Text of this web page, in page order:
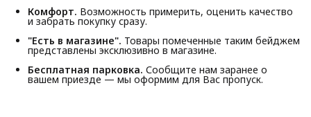
Комфорт. Возможность примерить, оценить качество
и забрать покупку сразу.
"Есть в магазине". Товары помеченные таким бейджем
представлены эксклюзивно в магазине.
Бесплатная парковка. Сообщите нам заранее о
вашем приезде — мы оформим для Вас пропуск.